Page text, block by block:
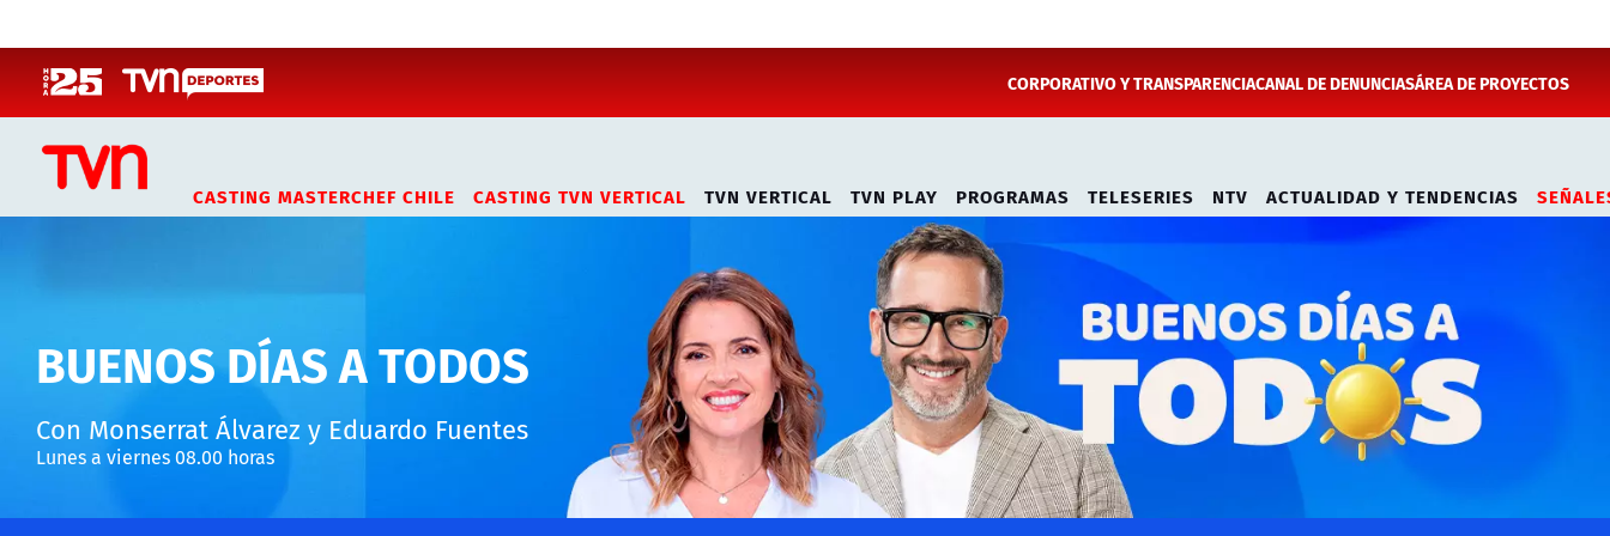
CORPORATIVO Y TRANSPARENCIACANAL DE DENUNCIASÁREA DE PROYECTOS
CASTING MASTERCHEF CHILE CASTING TVN VERTICAL TVN VERTICAL TVN PLAY PROGRAMAS TELESERIES NTV ACTUALIDAD Y TENDENCIAS
BUENOS DÍAS A TODOS
Con Monserrat Álvarez y Eduardo Fuentes
Lunes a viernes 08.00 horas